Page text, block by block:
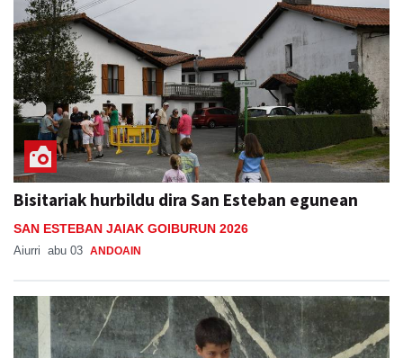
Bisitariak hurbildu dira San Esteban egunean
SAN ESTEBAN JAIAK GOIBURUN 2026
Aiurri abu 03 ANDOAIN